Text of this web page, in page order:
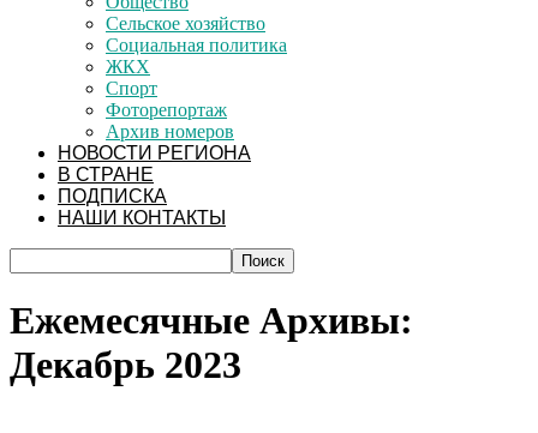
Сельское хозяйство
Социальная политика
ЖКХ
Спорт
Фоторепортаж
Архив номеров
НОВОСТИ РЕГИОНА
В СТРАНЕ
ПОДПИСКА
НАШИ КОНТАКТЫ
Ежемесячные Архивы:
Декабрь 2023